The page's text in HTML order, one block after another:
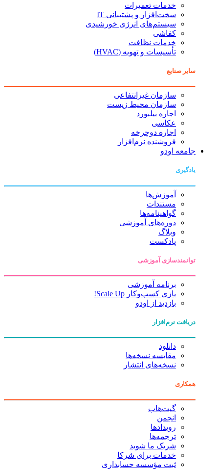
خدمات تعمیرات
سخت‌افزار و پشتیبانی IT
سیستم‌های انرژی خورشیدی
کفاشی
خدمات نظافت
تأسیسات و تهویه (HVAC)
سایر صنایع
سازمان غیرانتفاعی
سازمان محیط زیست
اجاره بیلبورد
عکاسی
اجاره دوچرخه
فروشنده نرم‌افزار
جامعه اودو
یادگیری
آموزش‌ها
مستندات
گواهینامه‌ها
دوره‌های آموزشی
وبلاگ
پادکست
توانمندسازی آموزشی
برنامه آموزشی
بازی کسب‌وکار Scale Up!
بازدید از اودو
دریافت نرم‌افزار
دانلود
مقایسه نسخه‌ها
نسخه‌های انتشار
همکاری
گیت‌هاب
انجمن
رویدادها
ترجمه‌ها
شریک ما شوید
خدمات برای شرکا
ثبت مؤسسه حسابداری